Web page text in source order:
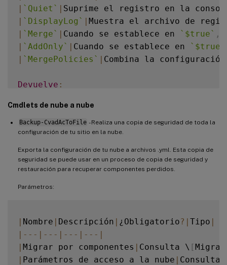
| ` Quiet ` | Suprime el registro en la
| ` DisplayLog ` | Muestra el archivo de
| ` Merge` | Cuando se establece en ` $true` ,
| ` AddOnly` | Cuando se establece en ` $true
| ` MergePolicies ` | Combina la
Devuelve :
-
  Consulta
[Valores devueltos del cmdlet
Cmdlets de nube a nube
Backup-CvadAcToFile - Realiza una copia de seguridad de toda la
configuración de tu sitio en la nube.
Exporta la configuración de tu nube a archivos .yml. Esta copia de
seguridad se puede usar en un proceso de copia de seguridad y
restauración para recuperar componentes perdidos.
Parámetros:
| Nombre | Descripción | ¿Obligatorio? | Tipo |
| -- - | -- - | -- - | -- - |
| Migrar por componentes | Consulta \ [Migrar
| Parámetros de acceso a la nube | Consulta